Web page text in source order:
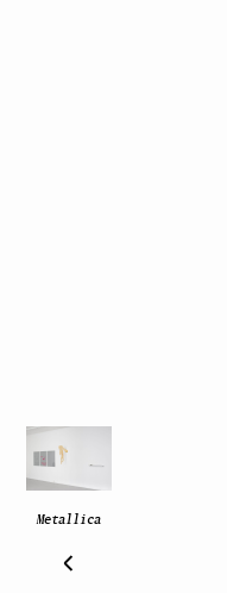
Metallica